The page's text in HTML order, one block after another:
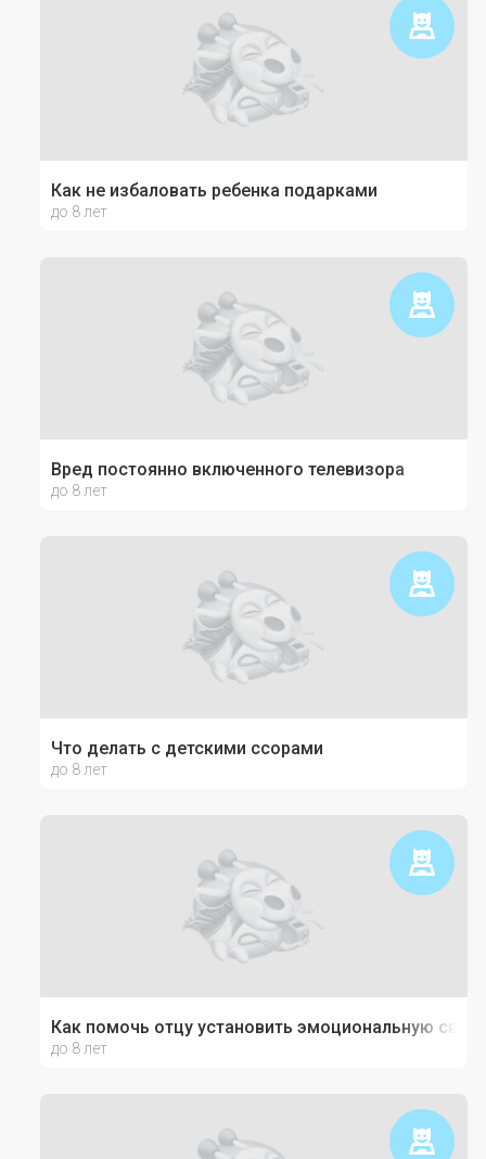
Как не избаловать ребенка подарками
до 8 лет
Вред постоянно включенного телевизора
до 8 лет
Что делать с детскими ссорами
до 8 лет
Как помочь отцу установить эмоциональную
до 8 лет